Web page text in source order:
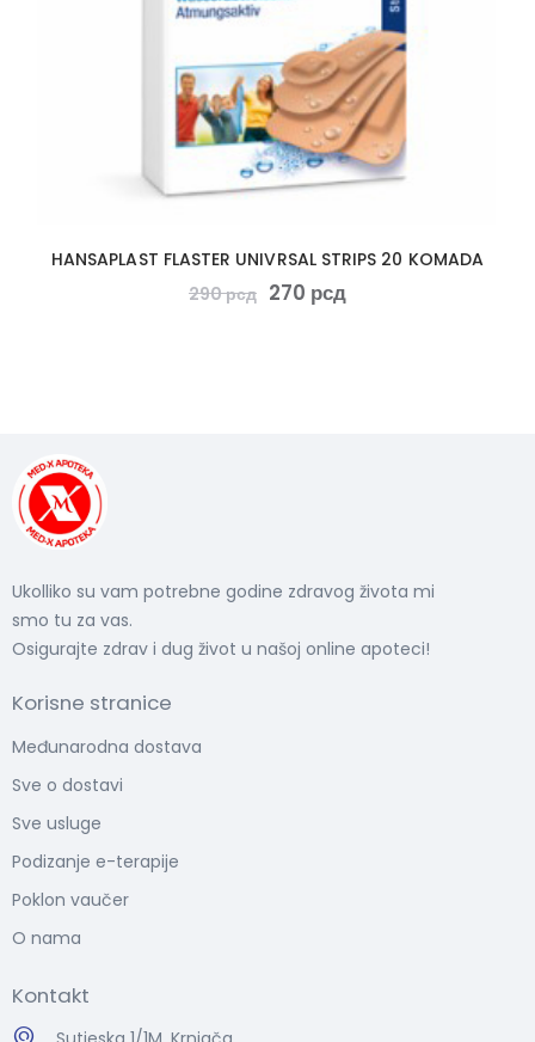
HANSAPLAST FLASTER UNIVRSAL STRIPS 20 KOMADA
290рсд 270 рсд
Ukolliko su vam potrebne godine zdravog života mi
smo tu za vas.
Osigurajte zdrav i dug život u našoj online apoteci!
Korisne stranice
Međunarodna dostava
Sve o dostavi
Sve usluge
Podizanje e-terapije
Poklon vaučer
O nama
Kontakt